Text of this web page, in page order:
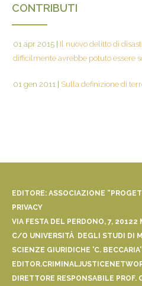
CONTRIBUTI
01 apr 2015
Il nuovo delitto di
difficilmente avrebbe potuto essere
01 gen 2011 Sulla definizione di
EDITORE: ASSOCIAZIONE
PRIVACY
VIA FESTA DEL PERDONO, 7, 20122
C/O UNIVERSITÀ DEGLI STUDI DI
SCIENZE GIURIDICHE 'C.
DIRETTORE RESPONSABILE PROF.